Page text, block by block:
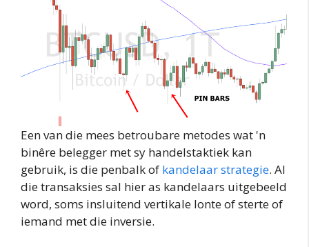
Een van die mees betroubare metodes wat 'n
binêre belegger met sy handelstaktiek kan
gebruik, is die penbalk of kandelaar strategie. Al
die transaksies sal hier as kandelaars uitgebeeld
word, soms insluitend vertikale lonte of sterte of
iemand met die inversie.